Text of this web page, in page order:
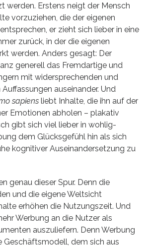
werden. Erstens neigt der Mensch
vorzuziehen, die der eigenen
er zieht sich lieber in eine
zurück, in der die eigenen
werden. Anders gesagt: Der
generell das Fremdartige und
mit widersprechenden und
auseinander. Und
sapiens liebt Inhalte, die ihn auf der
Emotionen abholen – plakativ
gibt sich viel lieber in wohlig-
dem Glücksgefühl hin als sich
kognitiver Auseinandersetzung zu
genau dieser Spur. Denn die
und die eigene Weltsicht
erhöhen die Nutzungszeit. Und
Werbung an die Nutzer als
auszuliefern. Denn Werbung
Geschäftsmodell, dem sich aus